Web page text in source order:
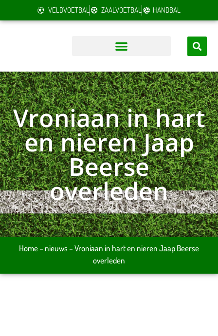
VELDVOETBAL ZAALVOETBAL HANDBAL
Vroniaan in hart
en nieren Jaap
Beerse
overleden
Home– nieuws–Vroniaan in hart en nieren Jaap Beerse
overleden